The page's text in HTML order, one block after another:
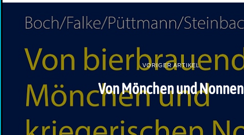
VORIGER ARTIKEL
Von Mönchen und Nonnen